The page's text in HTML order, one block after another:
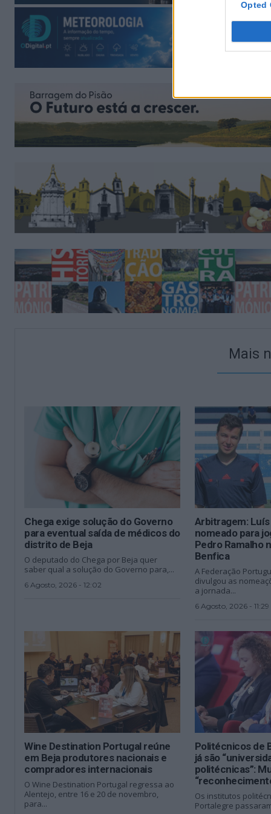
Opted
Mais
Chega exige solução do Governo
para eventual saída de médicos do
distrito de Beja
O deputado do Chega por Beja quer
saber qual a solução do Governo para,...
6 Agosto, 2026 - 12:02
Arbitragem:
nomeado para
Pedro Ramalho
Benfica
A Federação
divulgou as
a jornada...
6 Agosto, 2026 - 11:29
Wine Destination Portugal reúne
em Beja produtores nacionais e
compradores internacionais
O Wine Destination Portugal regressa ao
Alentejo, entre 16 e 20 de novembro,
para...
Politécnicos de
já são
politécnicas”:
Os institutos
Portalegre